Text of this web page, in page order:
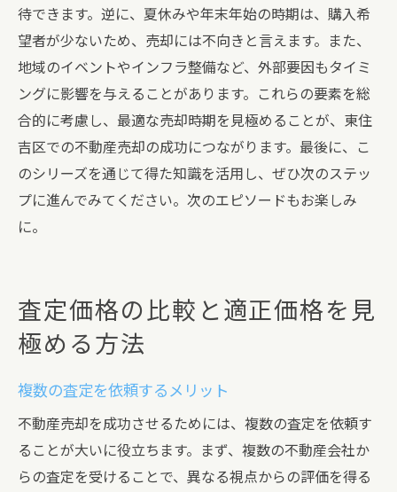
待できます。逆に、夏休みや年末年始の時期は、購入希
望者が少ないため、売却には不向きと言えます。また、
地域のイベントやインフラ整備など、外部要因もタイミ
ングに影響を与えることがあります。これらの要素を総
合的に考慮し、最適な売却時期を見極めることが、東住
吉区での不動産売却の成功につながります。最後に、こ
のシリーズを通じて得た知識を活用し、ぜひ次のステッ
プに進んでみてください。次のエピソードもお楽しみ
に。
査定価格の比較と適正価格を見
極める方法
複数の査定を依頼するメリット
不動産売却を成功させるためには、複数の査定を依頼す
ることが大いに役立ちます。まず、複数の不動産会社か
らの査定を受けることで、異なる視点からの評価を得る